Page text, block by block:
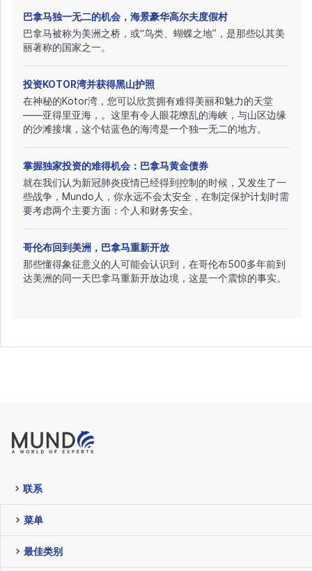
巴拿马独一无二的机会，海景豪华高尔夫度假村
巴拿马被称为美洲之桥，或“鸟类、蝴蝶之地”，是那些以其美
丽著称的国家之一。
投资KOTOR湾并获得黑山护照
在神秘的Kotor湾，您可以欣赏拥有难得美丽和魅力的天堂
——亚得里亚海，。这里有令人眼花缭乱的海峡，与山区边缘
的沙滩接壤，这个钴蓝色的海湾是一个独一无二的地方。
掌握独家投资的难得机会：巴拿马黄金债券
就在我们认为新冠肺炎疫情已经得到控制的时候，又发生了一
些战争，Mundo人，你永远不会太安全，在制定保护计划时需
要考虑两个主要方面：个人和财务安全。
哥伦布回到美洲，巴拿马重新开放
那些懂得象征意义的人可能会认识到，在哥伦布500多年前到
达美洲的同一天巴拿马重新开放边境，这是一个震惊的事实。
联系
菜单
最佳类别